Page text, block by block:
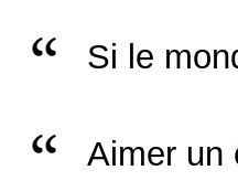
Si le
Aimer un